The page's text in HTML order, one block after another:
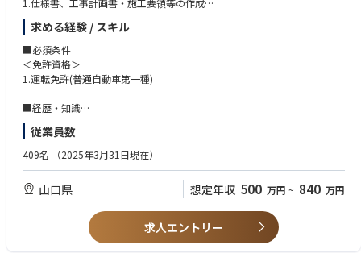
ロジーとコンサルティングを組み合わせた独自のソリューション提供が特
徴です。
エネルギーはすべての産業の潤滑油です。今後の成長分野である通信やI
T、AI、EVによる自動運転交通インフラや古くから社会を支えている製造
業などの根底には必ずエネルギーの存在があります。
エネルギーをあらゆる産業のプラットフォームとして正しく選択できるこ
とが、産業の競争力や事業の持続可能性のカギとなります。
脱炭素という世界同時進行の潮流は、石炭・石油からの脱却、そして再生
可能エネルギーへのシフトであり、社会的・経済的にも止めることのでき
ない大変革の時代です。
この変化の先に実現する未来を前倒しするのが、エナーバンクの役割で
エナーバンクは、電力の選択という複雑性が高く非対称性の大きい環境に
おいて、透明性の高い情報を提供しすべての需要家の未来への意思決定を
1.仕様書、工事計画書・施工要領等の作成
2.見積引合い対応
3.実行予算・見積書作成
4.施工管理、監理技術者業務
5.工事報告書・完成図書作成
☆頼れる人材と確かな技術で創る、「笑顔と感動」を全てのお客様へ☆
工場のプラント設計、運転、保全に携わってきました。設備をもっと安全
に、もっと安定して稼働させるにはどうすればいいのか。省エネや環境負
荷の低減を実現するには、運転や保全業務の効率化、生産性の向上や保全
コストの適正化を図るにはどうするべきか。
を続けてきました。成功と失敗を繰り返しながら課題と向き合い、ひとつ
ひとつ答えを見つけてきました。私たちには、こうして積み重ねてきた
求める経験 / スキル
■必須条件
＜免許資格＞
1.運転免許(普通自動車第一種)
■経歴・知識
・プラントでの建設工事等の施工管理経験
■歓迎条件
1.1級施工管理技士(管工事、土木工事、建築工事、機械器具設置等)
2.危険物取扱者(甲種、乙種)
3.各種作業主任者(足場、有機溶剤、玉掛、酸素欠乏)
従業員数
409名 （2025年3月31日現在）
山口県 想定年収 500 万円 ~ 840 万円
求人エントリー